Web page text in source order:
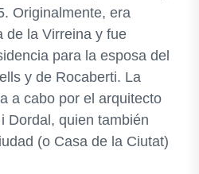
Originalmente, era
de la Virreina y fue
para la esposa del
y de Rocaberti. La
a cabo por el arquitecto
Dordal, quien también
(o Casa de la Ciutat)